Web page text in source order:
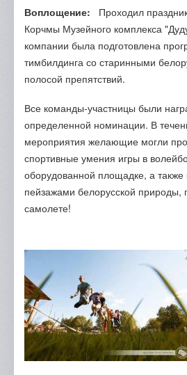
Воплощение: Проходил
Корчмы Музейного комплекса
компании была подготовлена
тимбилдинга со старинными
полосой препятствий.
Все команды-участницы были
определенной номинации. В
мероприятия желающие могли
спортивные умения игры в
оборудованной площадке, а также
пейзажами белорусской природы,
самолете!